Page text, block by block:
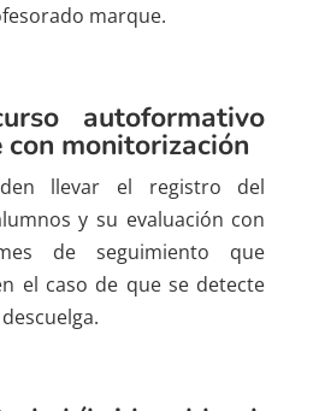
marque.
autoformativo
con monitorización
llevar el registro del
y su evaluación con
de seguimiento que
el caso de que se detecte